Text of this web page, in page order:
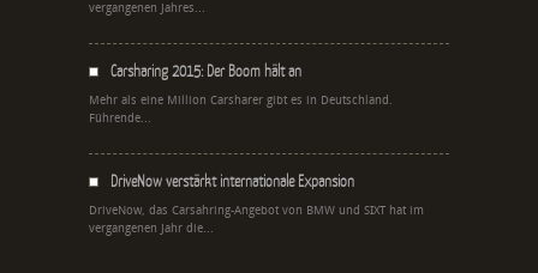
vergangenen Jahres...
Carsharing 2015: Der Boom hält an
Mehr als eine Million Carsharer gibt es in Deutschland.
Führende...
DriveNow verstärkt internationale Expansion
DriveNow, das Carsahring-Angebot von BMW und SIXT hat im
vergangenen Jahr die...